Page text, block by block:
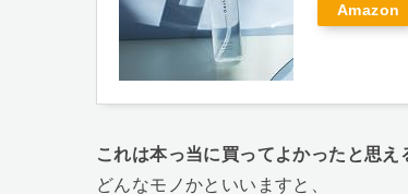
Amazon
これは本っ当に買ってよかったと思え
どんなモノかといいますと、